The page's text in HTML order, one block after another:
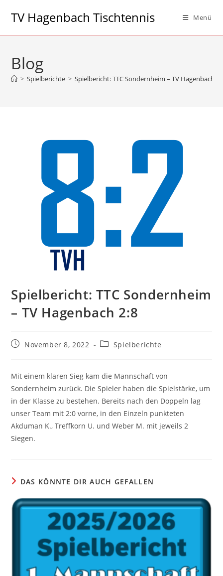
InhaltTV Hagenbach Tischtennis Menü
Blog
> Spielberichte > Spielbericht: TTC Sondernheim – TV Hagenbach
Spielbericht: TTC Sondernheim
– TV Hagenbach 2:8
BeitragNovember 8, 2022
Beitrags-
Spielberichte
Mit einem klaren Sieg kam die Mannschaft von
Sondernheim zurück. Die Spieler haben die Spielstärke, um
in der Klasse zu bestehen. Bereits nach den Doppeln lag
unser Team mit 2:0 vorne, in den Einzeln punkteten
Akduman K., Treffkorn U. und Weber M. mit jeweils 2
Siegen.
DAS KÖNNTE DIR AUCH GEFALLEN